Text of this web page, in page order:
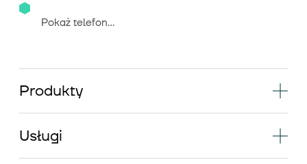
Pokaż telefon...
Produkty
Usługi